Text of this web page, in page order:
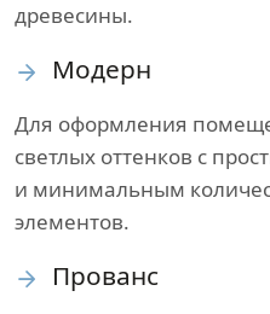
древесины.
Модерн
Для оформления
светлых оттенков с
и минимальным
элементов.
Прованс